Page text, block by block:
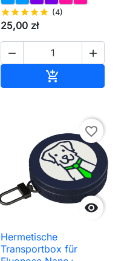
starstarstarstarstar (4)
25,00 zł
 


favorite_border
Hermetische
Transportbox für